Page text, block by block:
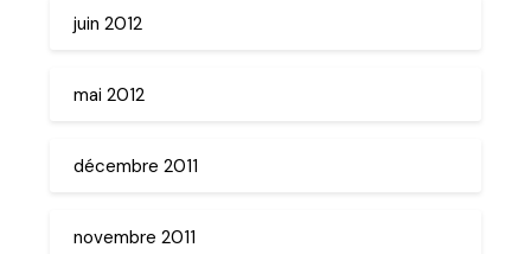
juin 2012
mai 2012
décembre 2011
novembre 2011